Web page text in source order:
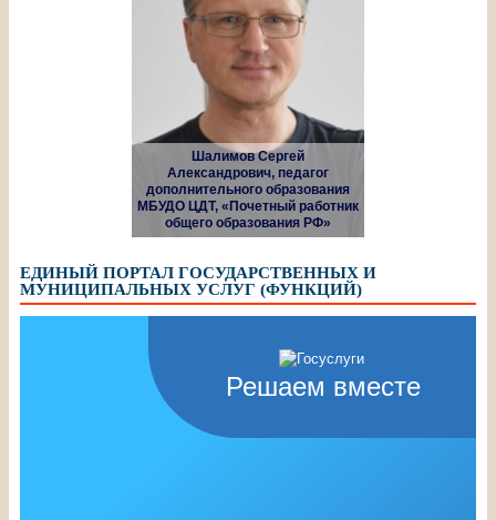
Шалимов Сергей
Александрович, педагог
дополнительного образования
МБУДО ЦДТ, «Почетный работник
общего образования РФ»
ЕДИНЫЙ ПОРТАЛ ГОСУДАРСТВЕННЫХ И
МУНИЦИПАЛЬНЫХ УСЛУГ (ФУНКЦИЙ)
Решаем вместе